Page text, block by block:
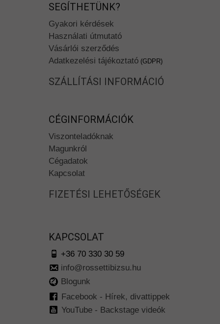
SEGÍTHETÜNK?
Gyakori kérdések
Használati útmutató
Vásárlói szerződés
Adatkezelési tájékoztató (GDPR)
SZÁLLÍTÁSI INFORMÁCIÓ
CÉGINFORMÁCIÓK
Viszonteladóknak
Magunkról
Cégadatok
Kapcsolat
FIZETÉSI LEHETŐSÉGEK
KAPCSOLAT
+36 70 330 30 59
info@rossettibizsu.hu
Blogunk
Facebook - Hírek, divattippek
YouTube - Backstage videók